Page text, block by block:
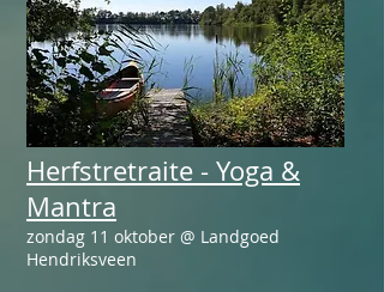
Herfstretraite - Yoga &
Mantra
zondag 11 oktober @ Landgoed
Hendriksveen